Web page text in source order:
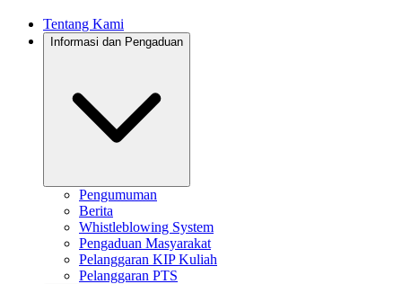
Tentang Kami
Informasi dan Pengaduan
Pengumuman
Berita
Whistleblowing System
Pengaduan Masyarakat
Pelanggaran KIP Kuliah
Pelanggaran PTS